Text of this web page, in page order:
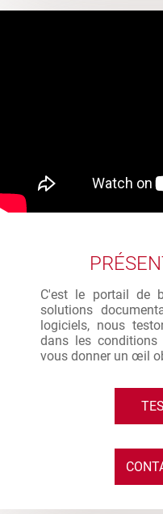
C'est le portail de
solutions
logiciels, nous
dans les
vous donner un œil